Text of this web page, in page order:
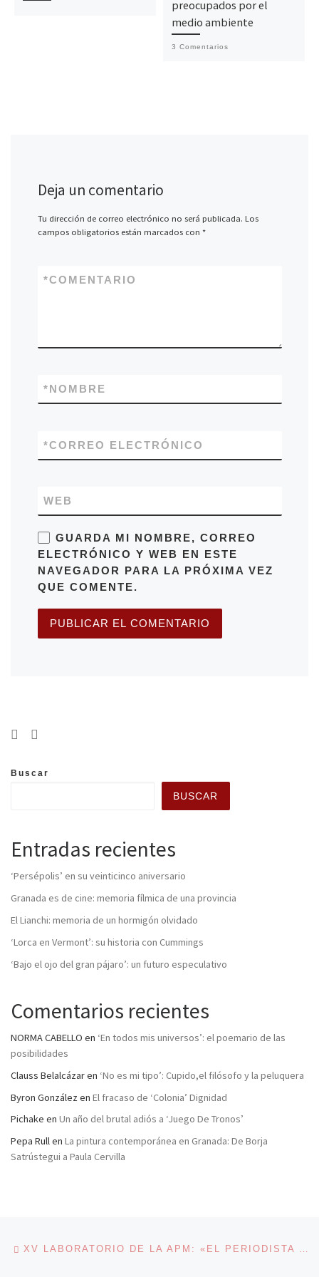
preocupados por el
medio ambiente
3 Comentarios
Deja un comentario
Tu dirección de correo electrónico no será publicada. Los
campos obligatorios están marcados con *
COMENTARIO
*
NOMBRE
*
CORREO ELECTRÓNICO
*
WEB
GUARDA MI NOMBRE, CORREO
ELECTRÓNICO Y WEB EN ESTE
NAVEGADOR PARA LA PRÓXIMA VEZ
QUE COMENTE.
Buscar
BUSCAR
Entradas recientes
‘Persépolis’ en su veinticinco aniversario
Granada es de cine: memoria fílmica de una provincia
El Lianchi: memoria de un hormigón olvidado
‘Lorca en Vermont’: su historia con Cummings
‘Bajo el ojo del gran pájaro’: un futuro especulativo
Comentarios recientes
NORMA CABELLO en ‘En todos mis universos’: el poemario de las
posibilidades
Clauss Belalcázaren ‘No es mi tipo’: Cupido,el filósofo y la peluquera
Byron González en El fracaso de ‘Colonia’ Dignidad
Pichake en Un año del brutal adiós a ‘Juego De Tronos’
Pepa Rullen La pintura contemporánea en Granada: De Borja
Satrústegui a Paula Cervilla
Navegación de entradas XV LABORATORIO DE LA APM: «EL PERIODISTA DEBE TENDER A LA TRANSGRESIÓN»